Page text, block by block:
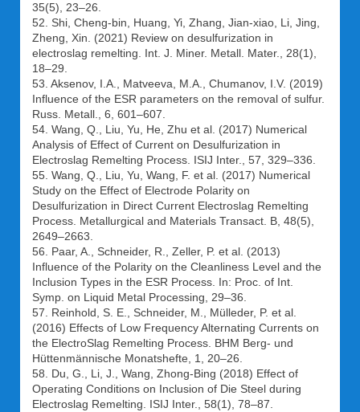
35(5), 23–26.
52. Shi, Cheng-bin, Huang, Yi, Zhang, Jian-xiao, Li, Jing,
Zheng, Xin. (2021) Review on desulfurization in
electroslag remelting. Int. J. Miner. Metall. Mater., 28(1),
18–29.
53. Aksenov, I.A., Matveeva, M.A., Chumanov, I.V. (2019)
Influence of the ESR parameters on the removal of sulfur.
Russ. Metall., 6, 601–607.
54. Wang, Q., Liu, Yu, He, Zhu et al. (2017) Numerical
Analysis of Effect of Current on Desulfurization in
Electroslag Remelting Process. ISIJ Inter., 57, 329–336.
55. Wang, Q., Liu, Yu, Wang, F. et al. (2017) Numerical
Study on the Effect of Electrode Polarity on
Desulfurization in Direct Current Electroslag Remelting
Process. Metallurgical and Materials Transact. B, 48(5),
2649–2663.
56. Paar, A., Schneider, R., Zeller, P. et al. (2013)
Influence of the Polarity on the Cleanliness Level and the
Inclusion Types in the ESR Process. In: Proc. of Int.
Symp. on Liquid Metal Processing, 29–36.
57. Reinhold, S. E., Schneider, M., Mülleder, P. et al.
(2016) Effects of Low Frequency Alternating Currents on
the ElectroSlag Remelting Process. BHM Berg- und
Hüttenmännische Monatshefte, 1, 20–26.
58. Du, G., Li, J., Wang, Zhong-Bing (2018) Effect of
Operating Conditions on Inclusion of Die Steel during
Electroslag Remelting. ISIJ Inter., 58(1), 78–87.